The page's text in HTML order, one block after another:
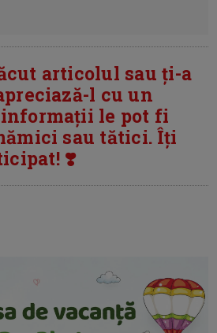
articolul sau ți-a
l cu un
informații le pot fi
sau tătici. Îți
❣️